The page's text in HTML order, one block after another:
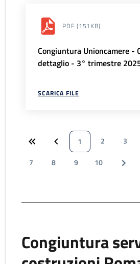
PDF (151KB)
Congiuntura Unioncamere -
dettaglio - 3° trimestre
SCARICA FILE
1 2 3
7
8 9 10
Congiuntura